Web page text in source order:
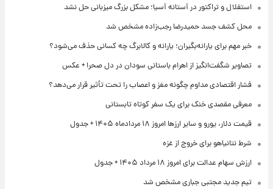
استقلال و تراکتور در آستانه آسیا؛ مشکل بزرگ میزبانی حل نشد
محل کشف جسد حمیدرضا رجب‌زاده مشخص شد
خبر مهم برای یارانه‌بگیران؛ یارانه و کالابرگ چه کسانی حذف می‌شود؟
تصاویر شگفت‌انگیز از اهرام باستانی سودان در دل صحرا + عکس
فشار اقتصادی مداوم چگونه مغز و اعصاب را تحت تأثیر قرار می‌دهد؟
معرفی مقصدی خنک برای یک سفر کوتاه تابستانی
قیمت دلار، یورو و سایر ارزها امروز ۱۸ مردادماه ۱۴۰۵ + جدول
شرط نتانیاهو برای خروج از غزه
ارزش سهام عدالت برای امروز ۱۸ مرداد ۱۴۰۵ + جدول
تیم جدید مجتبی جباری مشخص شد